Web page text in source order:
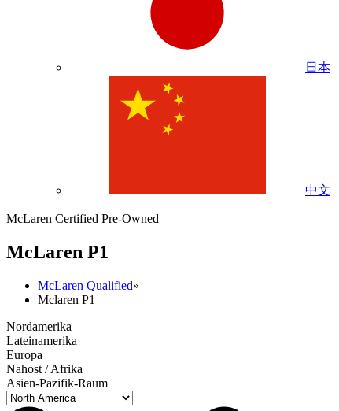
日本
中文
McLaren Certified Pre-Owned
McLaren P1
McLaren Qualified»
Mclaren P1
Nordamerika
Lateinamerika
Europa
Nahost / Afrika
Asien-Pazifik-Raum